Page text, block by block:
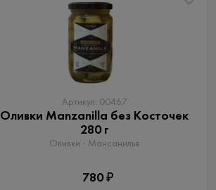
Артикул: 00467
Оливки Manzanilla без Косточек
280 г
Оливки - Мансанилья
780 ₽